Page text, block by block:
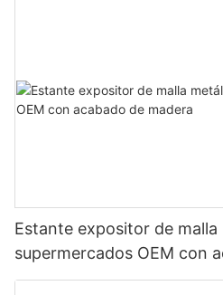
Estante expositor de malla
supermercados OEM con